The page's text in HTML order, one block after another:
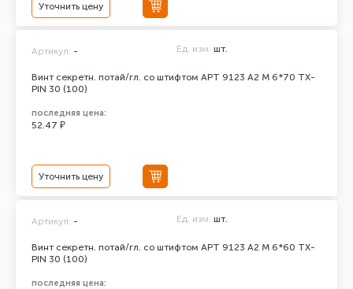
Уточнить цену
Винт секретн. потай/гл. со штифтом АРТ 9123 А2 M 6*70 TX-
PIN 30 (100)
Артикул: - Ед. изм. шт.
последняя цена:
52.47 ₽
Уточнить цену
Винт секретн. потай/гл. со штифтом АРТ 9123 А2 M 6*60 TX-
PIN 30 (100)
Артикул: - Ед. изм. шт.
последняя цена: